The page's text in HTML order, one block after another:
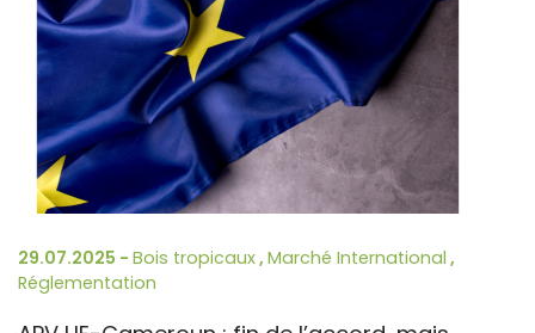
29.07.2025 - Bois tropicaux, Marché International ,
Réglementation